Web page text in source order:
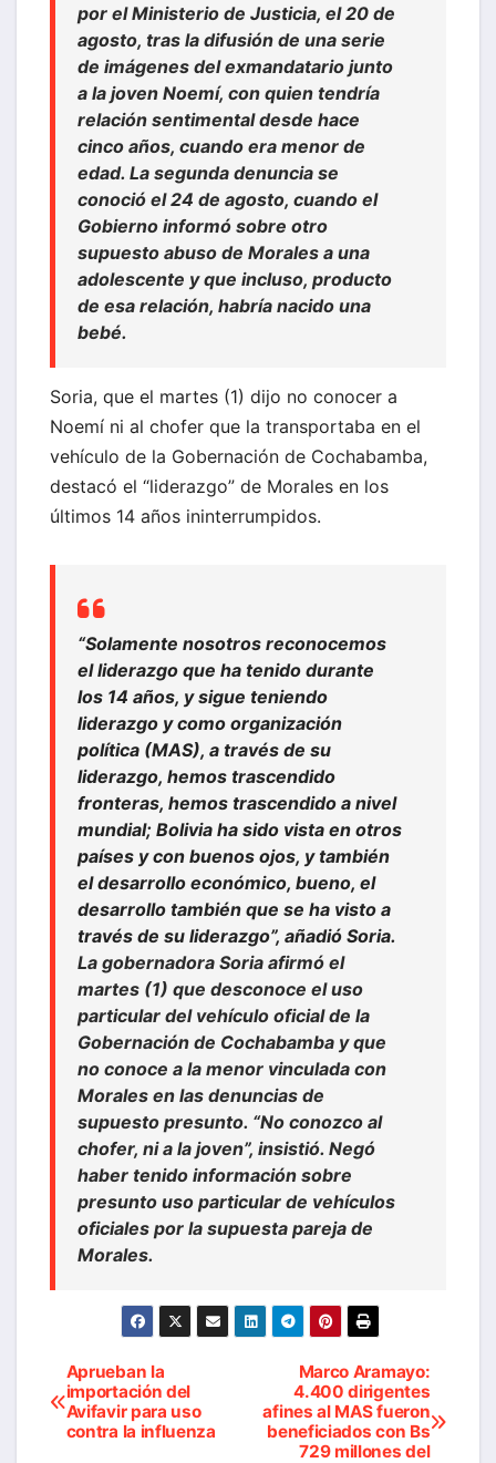
por el Ministerio de Justicia, el 20 de
agosto, tras la difusión de una serie
de imágenes del exmandatario junto
a la joven Noemí, con quien tendría
relación sentimental desde hace
cinco años, cuando era menor de
edad. La segunda denuncia se
conoció el 24 de agosto, cuando el
Gobierno informó sobre otro
supuesto abuso de Morales a una
adolescente y que incluso, producto
de esa relación, habría nacido una
bebé.
Soria, que el martes (1) dijo no conocer a
Noemí ni al chofer que la transportaba en el
vehículo de la Gobernación de Cochabamba,
destacó el “liderazgo” de Morales en los
últimos 14 años ininterrumpidos.
“Solamente nosotros reconocemos
el liderazgo que ha tenido durante
los 14 años, y sigue teniendo
liderazgo y como organización
política (MAS), a través de su
liderazgo, hemos trascendido
fronteras, hemos trascendido a nivel
mundial; Bolivia ha sido vista en otros
países y con buenos ojos, y también
el desarrollo económico, bueno, el
desarrollo también que se ha visto a
través de su liderazgo”, añadió Soria.
La gobernadora Soria afirmó el
martes (1) que desconoce el uso
particular del vehículo oficial de la
Gobernación de Cochabamba y que
no conoce a la menor vinculada con
Morales en las denuncias de
supuesto presunto. “No conozco al
chofer, ni a la joven”, insistió. Negó
haber tenido información sobre
presunto uso particular de vehículos
oficiales por la supuesta pareja de
Morales.
Navegación
de
Marco Aramayo:
4.400 dirigentes
afines al MAS fueron
beneficiados con Bs
729 millones del
Aprueban la
importación del
Avifavir para uso
contra la influenza